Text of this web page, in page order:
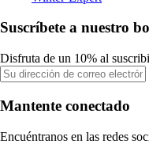
Suscríbete a nuestro
Disfruta de un 10% al
Mantente conectado
Encuéntranos en las redes